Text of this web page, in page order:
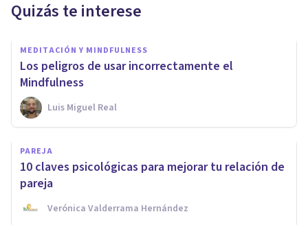
Quizás te interese
MEDITACIÓN Y MINDFULNESS
Los peligros de usar incorrectamente el
Mindfulness
Luis Miguel Real
PAREJA
10 claves psicológicas para mejorar tu relación de
pareja
Verónica Valderrama Hernández